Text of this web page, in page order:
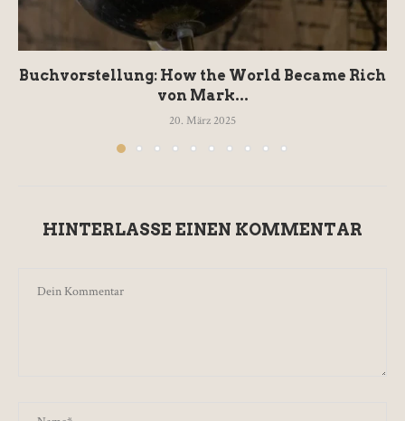
Buchvorstellung: How the World Became Rich
von Mark...
20. März 2025
HINTERLASSE EINEN KOMMENTAR